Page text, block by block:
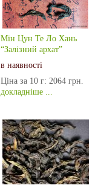
Мін Цун Те Ло Хань
“Залізний архат”
в наявності
Ціна за 10 г: 2064 грн.
докладніше ...